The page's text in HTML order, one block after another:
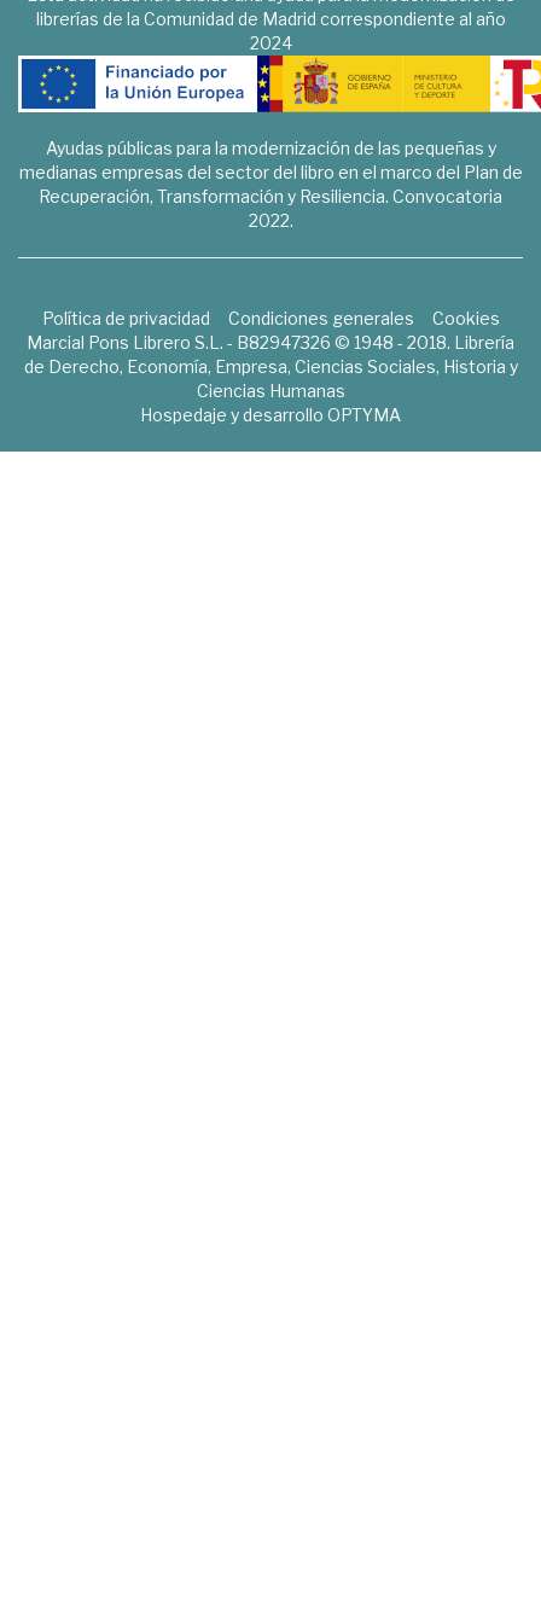
librerías de la Comunidad de Madrid correspondiente al año
2024
Ayudas públicas para la modernización de las pequeñas y
medianas empresas del sector del libro en el marco del Plan de
Recuperación, Transformación y Resiliencia. Convocatoria
2022.
Política de privacidad Condiciones generales
Cookies
Marcial Pons Librero S.L. - B82947326 © 1948 - 2018. Librería
de Derecho, Economía, Empresa, Ciencias Sociales, Historia y
Ciencias Humanas
Hospedaje y desarrollo OPTYMA